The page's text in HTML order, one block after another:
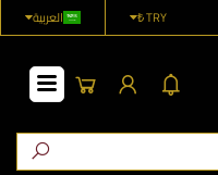
تواصل TRY ₺ العربية